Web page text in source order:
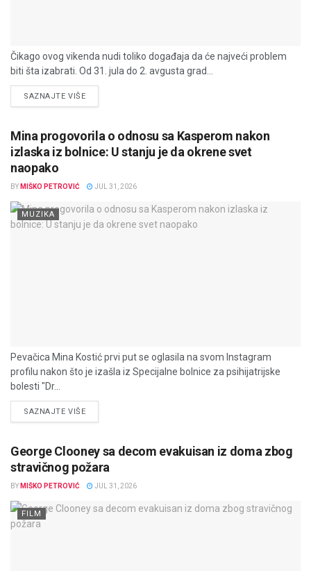
Čikago ovog vikenda nudi toliko događaja da će najveći problem
biti šta izabrati. Od 31. jula do 2. avgusta grad...
SAZNAJTE VIŠEDETAILS
Mina progovorila o odnosu sa Kasperom nakon
izlaska iz bolnice: U stanju je da okrene svet
naopako
BY MIŠKO PETROVIĆ JUL 31, 2026
MUZIKA
Pevačica Mina Kostić prvi put se oglasila na svom Instagram
profilu nakon što je izašla iz Specijalne bolnice za psihijatrijske
bolesti "Dr...
SAZNAJTE VIŠEDETAILS
George Clooney sa decom evakuisan iz doma zbog
stravičnog požara
BY MIŠKO PETROVIĆ JUL 31, 2026
FILM